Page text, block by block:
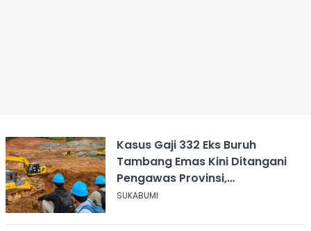
Kasus Gaji 332 Eks Buruh
Tambang Emas Kini Ditangani
Pengawas Provinsi,
Disnakertrans Sukabumi Terus
SUKABUMI